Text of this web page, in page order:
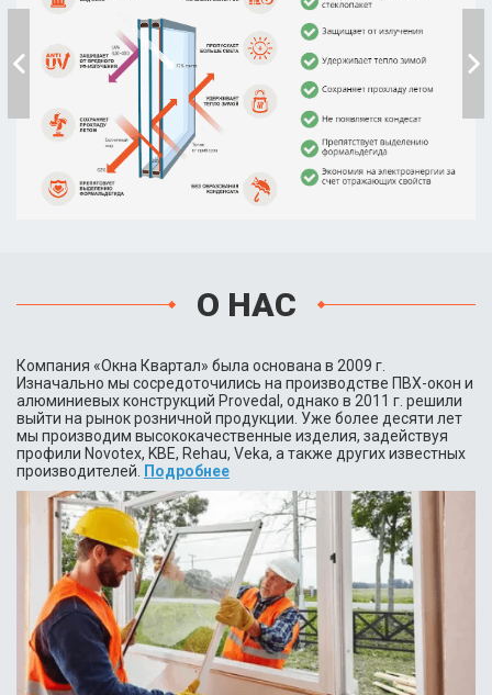
О НАС
Компания «Окна Квартал» была основана в 2009 г.
Изначально мы сосредоточились на производстве ПВХ-окон и
алюминиевых конструкций Provedal, однако в 2011 г. решили
выйти на рынок розничной продукции. Уже более десяти лет
мы производим высококачественные изделия, задействуя
профили Novotex, KBE, Rehau, Veka, а также других известных
производителей.
Подробнее